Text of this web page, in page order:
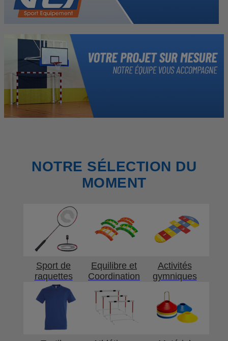
NOTRE SÉLECTION DU
MOMENT
Sport de
raquettes
Equilibre et
Coordination
Activités
gymniques